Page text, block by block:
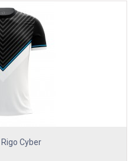
Cyber